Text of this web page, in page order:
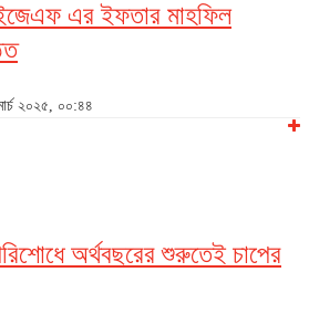
এর ইফতার মাহফিল
২০২৫, ০০:৪৪
অর্থবছরের শুরুতেই চাপের